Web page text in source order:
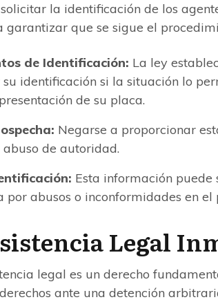
la identificación de los
garantizar que se sigue el
de Identificación: La ley
identificación si la situación lo
de su placa.
Negarse a proporcionar
de autoridad.
Esta información puede
por abusos o inconformidades en el
Legal
legal es un derecho
ante una detención